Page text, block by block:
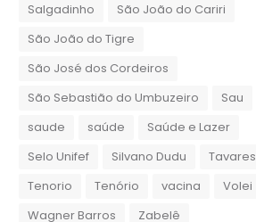
Salgadinho
São João do Cariri
São João do Tigre
São José dos Cordeiros
São Sebastião do Umbuzeiro
Sau
saude
saúde
Saúde e Lazer
Selo Unifef
Silvano Dudu
Tavares
Tenorio
Tenório vacina
Volei
Wagner Barros
Zabelê